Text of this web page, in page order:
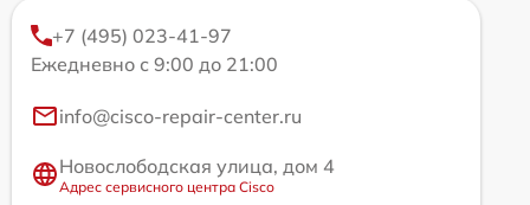
+7 (495) 023-41-97
Ежедневно с 9:00 до 21:00
info@cisco-repair-center.ru
Новослободская улица, дом 4
Адрес сервисного центра Cisco